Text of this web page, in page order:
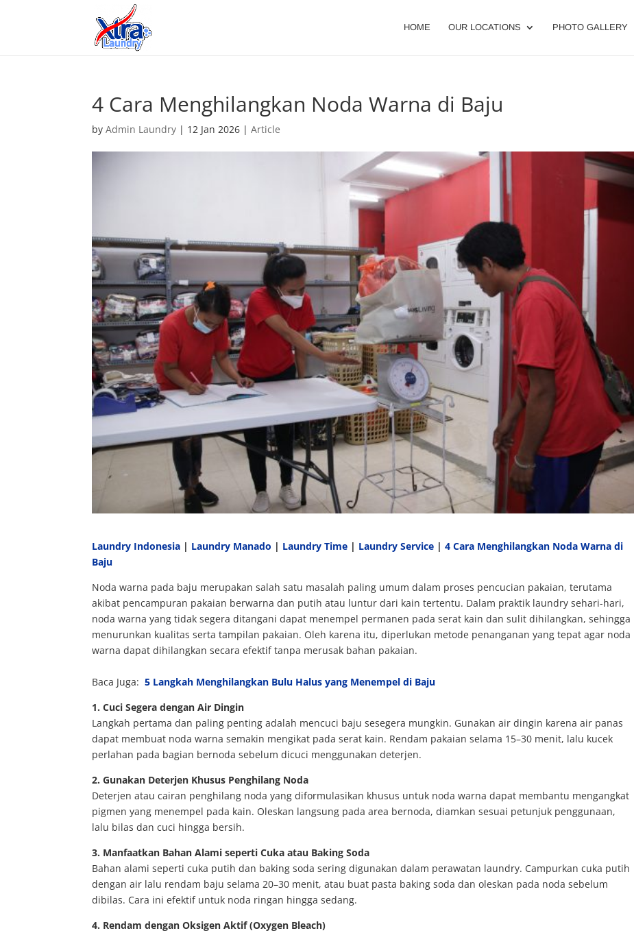
HOME OUR LOCATIONS PHOTO GALLERY
4 Cara Menghilangkan Noda Warna di Baju
byAdmin Laundry | 12 Jan 2026 |Article
Laundry Indonesia | Laundry Manado | Laundry Time | Laundry Service |4 Cara Menghilangkan Noda Warna di
Baju
Noda warna pada baju merupakan salah satu masalah paling umum dalam proses pencucian pakaian, terutama
akibat pencampuran pakaian berwarna dan putih atau luntur dari kain tertentu. Dalam praktik laundry sehari-hari,
noda warna yang tidak segera ditangani dapat menempel permanen pada serat kain dan sulit dihilangkan, sehingga
menurunkan kualitas serta tampilan pakaian. Oleh karena itu, diperlukan metode penanganan yang tepat agar noda
warna dapat dihilangkan secara efektif tanpa merusak bahan pakaian.
Baca Juga: 5 Langkah Menghilangkan Bulu Halus yang Menempel di Baju
1. Cuci Segera dengan Air Dingin
Langkah pertama dan paling penting adalah mencuci baju sesegera mungkin. Gunakan air dingin karena air panas
dapat membuat noda warna semakin mengikat pada serat kain. Rendam pakaian selama 15–30 menit, lalu kucek
perlahan pada bagian bernoda sebelum dicuci menggunakan deterjen.
2. Gunakan Deterjen Khusus Penghilang Noda
Deterjen atau cairan penghilang noda yang diformulasikan khusus untuk noda warna dapat membantu mengangkat
pigmen yang menempel pada kain. Oleskan langsung pada area bernoda, diamkan sesuai petunjuk penggunaan,
lalu bilas dan cuci hingga bersih.
3. Manfaatkan Bahan Alami seperti Cuka atau Baking Soda
Bahan alami seperti cuka putih dan baking soda sering digunakan dalam perawatan laundry. Campurkan cuka putih
dengan air lalu rendam baju selama 20–30 menit, atau buat pasta baking soda dan oleskan pada noda sebelum
dibilas. Cara ini efektif untuk noda ringan hingga sedang.
4. Rendam dengan Oksigen Aktif (Oxygen Bleach)